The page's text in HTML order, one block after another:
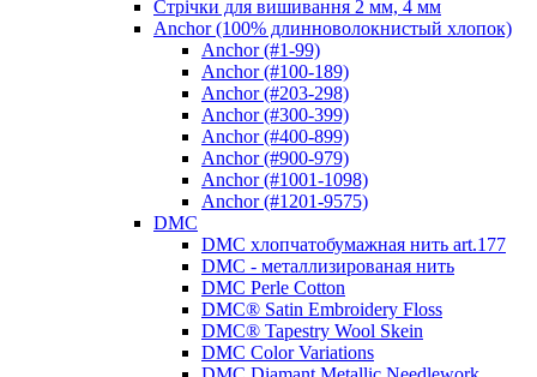
Стрічки для вишивання 2 мм, 4 мм
Anchor (100% длинноволокнистый хлопок)
Anchor (#1-99)
Anchor (#100-189)
Anchor (#203-298)
Anchor (#300-399)
Anchor (#400-899)
Anchor (#900-979)
Anchor (#1001-1098)
Anchor (#1201-9575)
DMC
DMC хлопчатобумажная нить art.177
DMC - металлизированая нить
DMC Perle Cotton
DMC® Satin Embroidery Floss
DMC® Tapestry Wool Skein
DMC Color Variations